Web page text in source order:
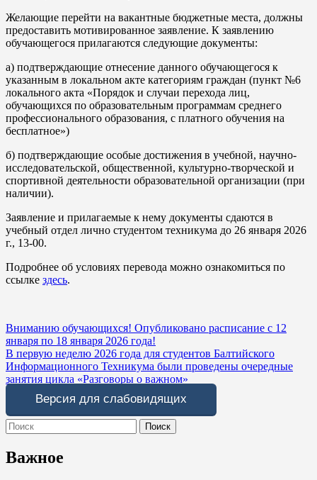
Желающие перейти на вакантные бюджетные места, должны
предоставить мотивированное заявление. К заявлению
обучающегося прилагаются следующие документы:
а) подтверждающие отнесение данного обучающегося к
указанным в локальном акте категориям граждан (пункт №6
локального акта «Порядок и случаи перехода лиц,
обучающихся по образовательным программам среднего
профессионального образования, с платного обучения на
бесплатное»)
б) подтверждающие особые достижения в учебной, научно-
исследовательской, общественной, культурно-творческой и
спортивной деятельности образовательной организации (при
наличии).
Заявление и прилагаемые к нему документы сдаются в
учебный отдел лично студентом техникума до 26 января 2026
г., 13-00.
Подробнее об условиях перевода можно ознакомиться по
ссылке здесь.
Навигация
по
записям
Вниманию обучающихся! Опубликовано расписание с 12
января по 18 января 2026 года!
В первую неделю 2026 года для студентов Балтийского
Информационного Техникума были проведены очередные
занятия цикла «Разговоры о важном»
Версия для слабовидящих
Search
for:
Важное